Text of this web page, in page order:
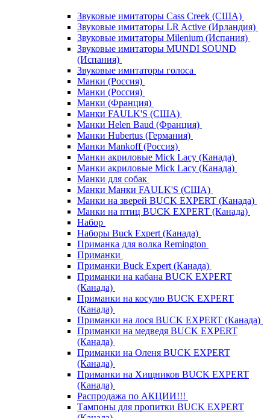
Звуковые имитаторы Cass Creek (США)
Звуковые имитаторы LR Active (Ирландия)
Звуковые имитаторы Milenium (Испания)
Звуковые имитаторы MUNDI SOUND
(Испания)
Звуковые имитаторы голоса
Манки (Россия)
Манки (Россия)
Манки (Франция)
Манки FAULK'S (США)
Манки Helen Baud (Франция)
Манки Hubertus (Германия)
Манки Mankoff (Россия)
Манки акриловые Mick Lacy (Канада)
Манки акриловые Mick Lacy (Канада)
Манки для собак
Манки Манки FAULK'S (США)
Манки на зверей BUCK EXPERT (Канада)
Манки на птиц BUCK EXPERT (Канада)
Набор
Наборы Buck Expert (Канада)
Приманка для волка Remington
Приманки
Приманки Buck Expert (Канада)
Приманки на кабана BUCK EXPERT
(Канада)
Приманки на косулю BUCK EXPERT
(Канада)
Приманки на лося BUCK EXPERT (Канада)
Приманки на медведя BUCK EXPERT
(Канада)
Приманки на Оленя BUCK EXPERT
(Канада)
Приманки на Хищников BUCK EXPERT
(Канада)
Распродажа по АКЦИИ!!!
Тампоны для пропитки BUCK EXPERT